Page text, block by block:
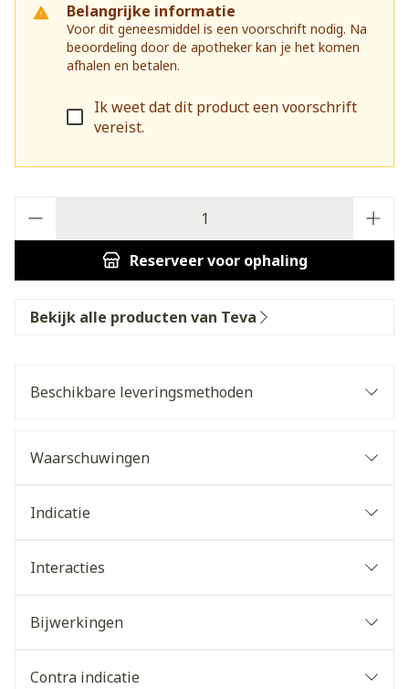
Belangrijke informatie
Voor dit geneesmiddel is een voorschrift nodig. Na
beoordeling door de apotheker kan je het komen
afhalen en betalen.
Ik weet dat dit product een voorschrift
vereist.
Reserveervoor ophaling
Bekijk alle producten van Teva
Beschikbare leveringsmethoden
Waarschuwingen
Indicatie
Interacties
Bijwerkingen
Contra indicatie